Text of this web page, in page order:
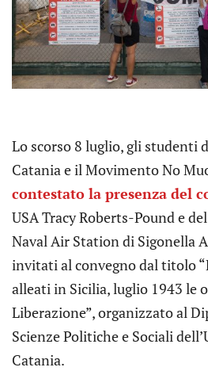
Lo scorso 8 luglio, gli studenti
Catania e il Movimento No
contestato la presenza del
USA Tracy Roberts-Pound e
Naval Air Station di Sigonella
invitati al convegno dal titolo
alleati in Sicilia, luglio 1943 le
Liberazione”, organizzato al
Scienze Politiche e Sociali
Catania.